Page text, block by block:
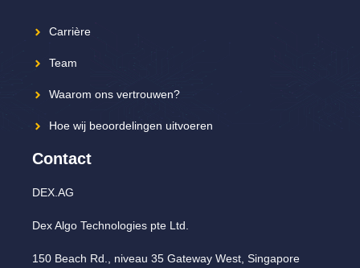
Carrière
Team
Waarom ons vertrouwen?
Hoe wij beoordelingen uitvoeren
Contact
DEX.AG
Dex Algo Technologies pte Ltd.
150 Beach Rd., niveau 35 Gateway West, Singapore